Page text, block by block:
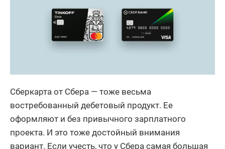
Сберкарта от Сбера — тоже весьма
востребованный дебетовый продукт. Ее
оформляют и без привычного зарплатного
проекта. И это тоже достойный внимания
вариант. Если учесть, что у Сбера самая большая